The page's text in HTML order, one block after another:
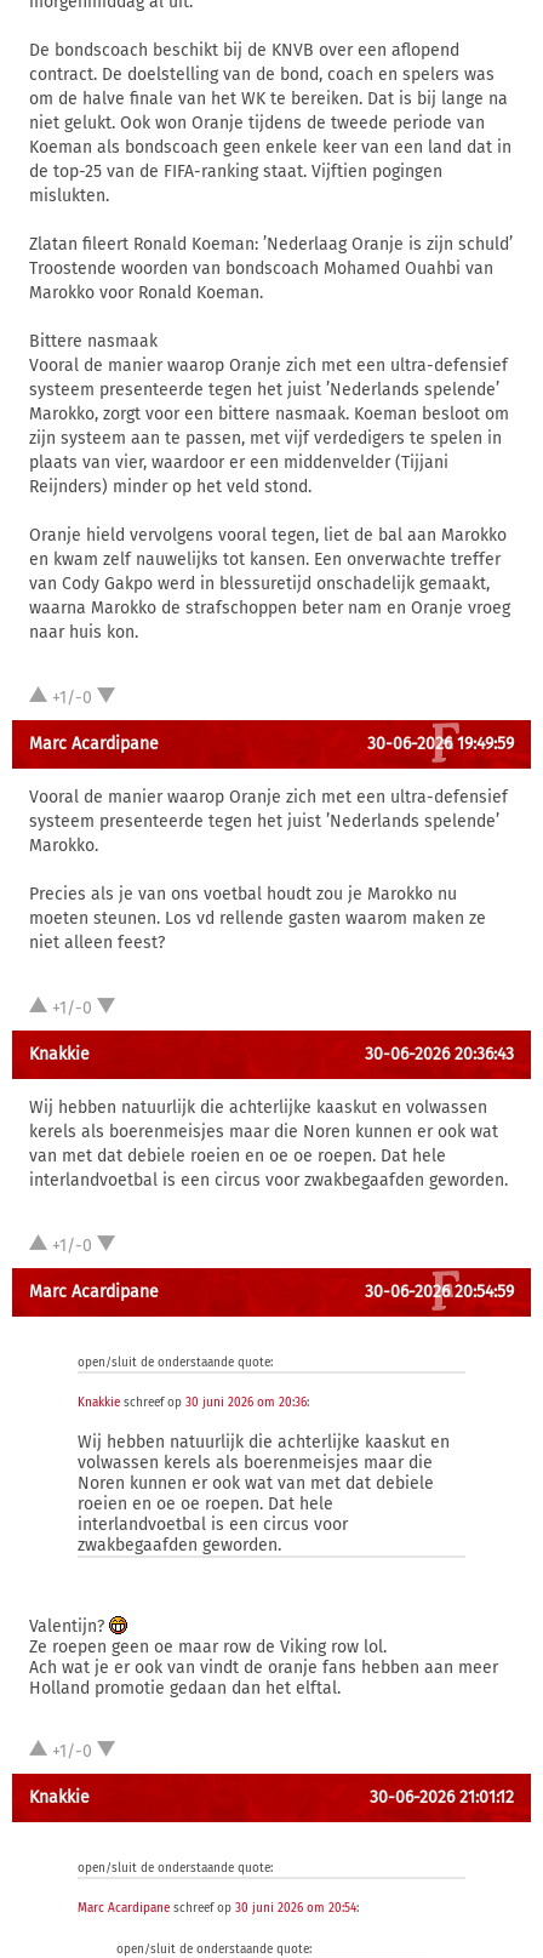
De bondscoach beschikt bij de KNVB over een aflopend
contract. De doelstelling van de bond, coach en spelers was
om de halve finale van het WK te bereiken. Dat is bij lange na
niet gelukt. Ook won Oranje tijdens de tweede periode van
Koeman als bondscoach geen enkele keer van een land dat in
de top-25 van de FIFA-ranking staat. Vijftien pogingen
mislukten.
Zlatan fileert Ronald Koeman: ’Nederlaag Oranje is zijn schuld’
Troostende woorden van bondscoach Mohamed Ouahbi van
Marokko voor Ronald Koeman.
Bittere nasmaak
Vooral de manier waarop Oranje zich met een ultra-defensief
systeem presenteerde tegen het juist ’Nederlands spelende’
Marokko, zorgt voor een bittere nasmaak. Koeman besloot om
zijn systeem aan te passen, met vijf verdedigers te spelen in
plaats van vier, waardoor er een middenvelder (Tijjani
Reijnders) minder op het veld stond.
Oranje hield vervolgens vooral tegen, liet de bal aan Marokko
en kwam zelf nauwelijks tot kansen. Een onverwachte treffer
van Cody Gakpo werd in blessuretijd onschadelijk gemaakt,
waarna Marokko de strafschoppen beter nam en Oranje vroeg
naar huis kon.
+1/-0
Marc Acardipane 30-06-2026 19:49:59
Vooral de manier waarop Oranje zich met een ultra-defensief
systeem presenteerde tegen het juist ’Nederlands spelende’
Marokko.
Precies als je van ons voetbal houdt zou je Marokko nu
moeten steunen. Los vd rellende gasten waarom maken ze
niet alleen feest?
+1/-0
Knakkie 30-06-2026 20:36:43
Wij hebben natuurlijk die achterlijke kaaskut en volwassen
kerels als boerenmeisjes maar die Noren kunnen er ook wat
van met dat debiele roeien en oe oe roepen. Dat hele
interlandvoetbal is een circus voor zwakbegaafden geworden.
+1/-0
Marc Acardipane 30-06-2026 20:54:59
open/sluit de onderstaande quote:
Knakkie schreef op 30 juni 2026 om 20:36:
Wij hebben natuurlijk die achterlijke kaaskut en
volwassen kerels als boerenmeisjes maar die
Noren kunnen er ook wat van met dat debiele
roeien en oe oe roepen. Dat hele
interlandvoetbal is een circus voor
zwakbegaafden geworden.
Valentijn?
Ze roepen geen oe maar row de Viking row lol.
Ach wat je er ook van vindt de oranje fans hebben aan meer
Holland promotie gedaan dan het elftal.
+1/-0
Knakkie 30-06-2026 21:01:12
open/sluit de onderstaande quote:
Marc Acardipane schreef op 30 juni 2026 om 20:54:
open/sluit de onderstaande quote: